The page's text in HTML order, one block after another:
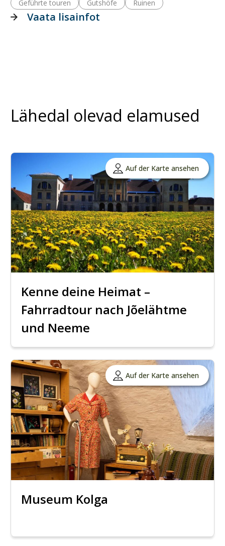
Geführte touren Gutshöfe Ruinen
Vaata lisainfot
Lähedal olevad elamused
Auf der Karte ansehen
Kenne deine Heimat –
Fahrradtour nach Jõelähtme
und Neeme
Auf der Karte ansehen
Museum Kolga